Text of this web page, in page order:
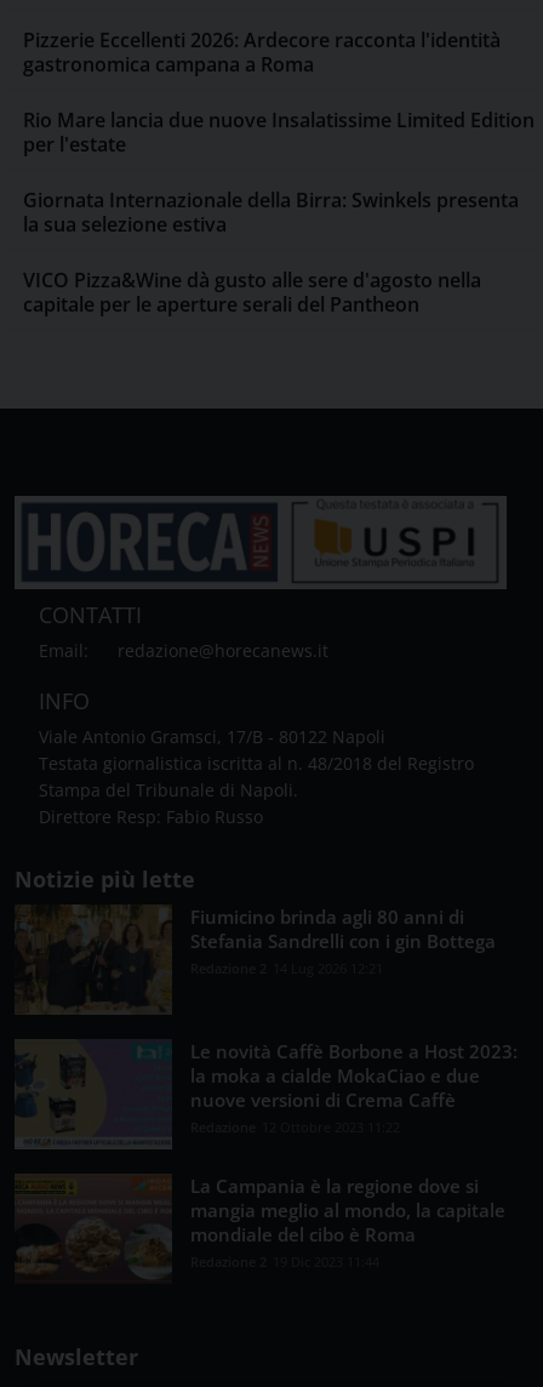
Pizzerie Eccellenti 2026: Ardecore racconta l'identità
gastronomica campana a Roma
Rio Mare lancia due nuove Insalatissime Limited Edition
per l'estate
Giornata Internazionale della Birra: Swinkels presenta
la sua selezione estiva
VICO Pizza&Wine dà gusto alle sere d'agosto nella
capitale per le aperture serali del Pantheon
CONTATTI
Email: redazione@horecanews.it
INFO
Viale Antonio Gramsci, 17/B - 80122 Napoli
Testata giornalistica iscritta al n. 48/2018 del Registro
Stampa del Tribunale di Napoli.
Direttore Resp: Fabio Russo
Notizie più lette
Fiumicino brinda agli 80 anni di
Stefania Sandrelli con i gin Bottega
Le novità Caffè Borbone a Host 2023:
la moka a cialde MokaCiao e due
nuove versioni di Crema Caffè
La Campania è la regione dove si
mangia meglio al mondo, la capitale
mondiale del cibo è Roma
Newsletter